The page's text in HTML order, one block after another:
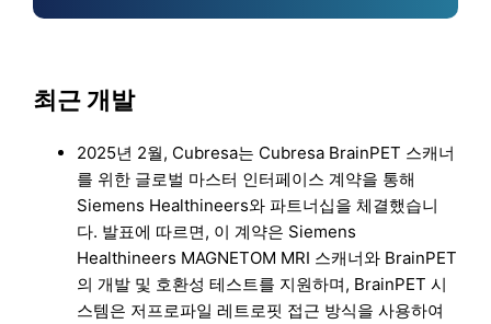
최근 개발
2025년 2월, Cubresa는 Cubresa BrainPET 스캐너
를 위한 글로벌 마스터 인터페이스 계약을 통해
Siemens Healthineers와 파트너십을 체결했습니
다. 발표에 따르면, 이 계약은 Siemens
Healthineers MAGNETOM MRI 스캐너와 BrainPET
의 개발 및 호환성 테스트를 지원하며, BrainPET 시
스템은 저프로파일 레트로핏 접근 방식을 사용하여